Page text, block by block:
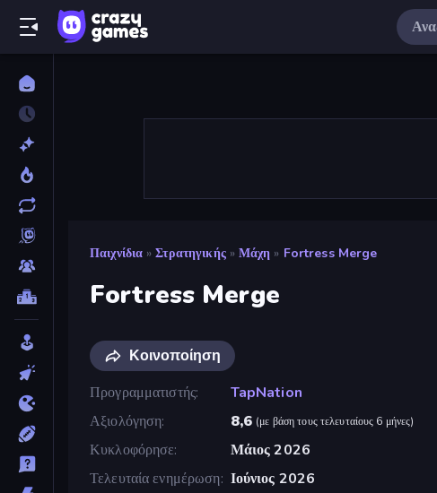
Παιχνίδια » Στρατηγικής » Μάχη » Fortress Merge
Fortress Merge
Κοινοποίηση
Προγραμματιστής
TapNation
Αξιολόγηση
8,6 (με βάση τους τελευταίους 6 μήνες)
Κυκλοφόρησε
Μάιος 2026
Τελευταία ενημέρωση Ιούνιος 2026